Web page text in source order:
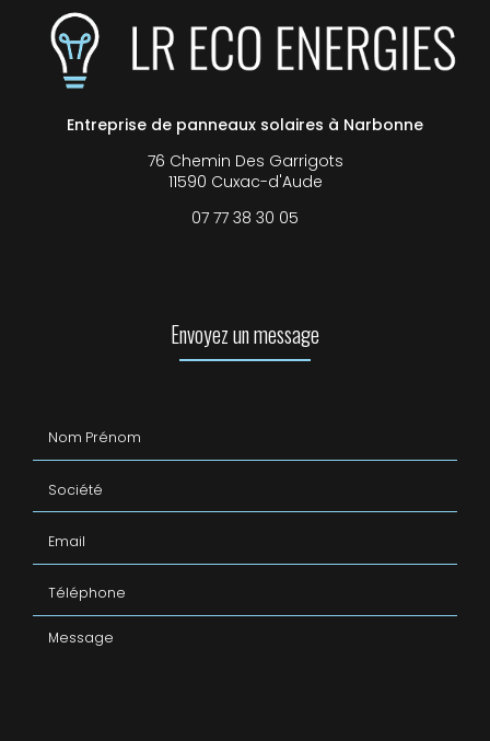
Entreprise de panneaux solaires à Narbonne
76 Chemin Des Garrigots
11590 Cuxac-d'Aude
07 77 38 30 05
Envoyez un message
Message